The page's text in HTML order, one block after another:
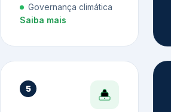
Governança climática
Saiba mais
5